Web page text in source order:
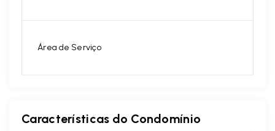
Área de Serviço
Características do Condomínio